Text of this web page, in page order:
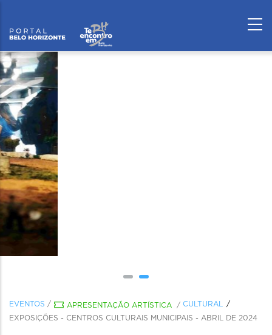
EVENTOS / APRESENTAÇÃO ARTÍSTICA / CULTURAL
EXPOSIÇÕES - CENTROS CULTURAIS MUNICIPAIS - ABRIL DE 2024